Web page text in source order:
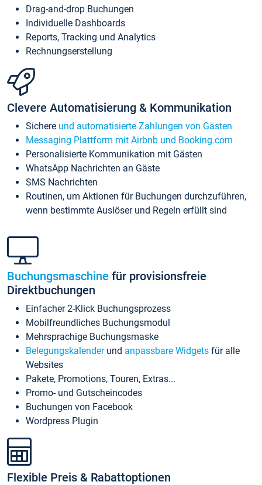
Drag-and-drop Buchungen
Individuelle Dashboards
Reports, Tracking und Analytics
Rechnungserstellung
Clevere Automatisierung & Kommunikation
Sichere und automatisierte Zahlungen von Gästen
Messaging Plattform mit Airbnb und Booking.com
Personalisierte Kommunikation mit Gästen
WhatsApp Nachrichten an Gäste
SMS Nachrichten
Routinen, um Aktionen für Buchungen durchzuführen,
wenn bestimmte Auslöser und Regeln erfüllt sind
Buchungsmaschine für provisionsfreie
Direktbuchungen
Einfacher 2-Klick Buchungsprozess
Mobilfreundliches Buchungsmodul
Mehrsprachige Buchungsmaske
Belegungskalenderund anpassbare Widgets für alle
Websites
Pakete, Promotions, Touren, Extras...
Promo- und Gutscheincodes
Buchungen von Facebook
Wordpress Plugin
Flexible Preis & Rabattoptionen